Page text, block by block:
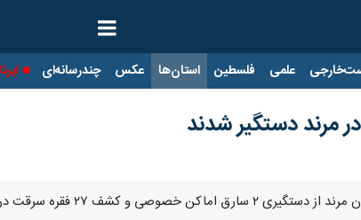
علمی فلسطین استان‌ها عکس چندرسانه‌ای ایرنا TV